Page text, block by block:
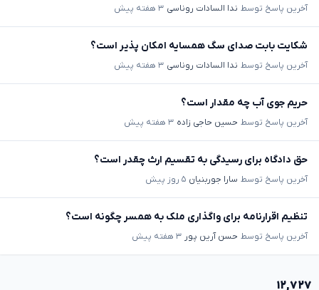
آخرین پاسخ توسط ندا السادات روناسی ۳ هفته پیش
شکایت بابت صدای سگ همسایه امکان پذیر است؟
آخرین پاسخ توسط ندا السادات روناسی ۳ هفته پیش
حریم جوی آب چه مقدار است؟
آخرین پاسخ توسط حسین حاجی زاده ۳ هفته پیش
حق دادگاه برای رسیدگی به تقسیم ارث چقدر است؟
آخرین پاسخ توسط سارا جوربنیان ۵ روز پیش
تنظیم اقرارنامه برای واگذاری ملک به همسر چگونه است؟
آخرین پاسخ توسط حسن آرین پور ۳ هفته پیش
۱۲,۷۲۷